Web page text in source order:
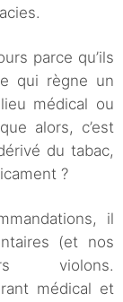
parce qu’ils
qui règne un
médical ou
alors, c’est
du tabac,
?
il
(et nos
violons.
médical et